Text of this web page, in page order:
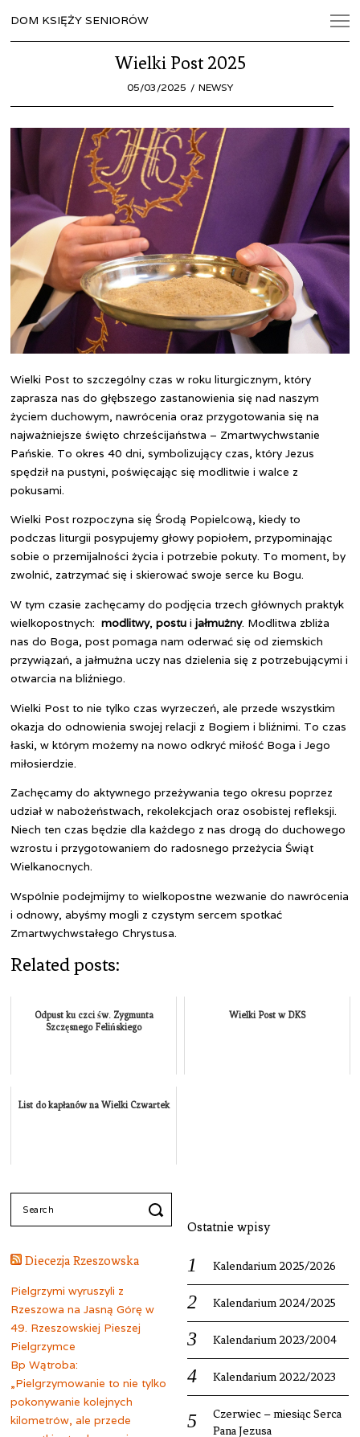
DOM KSIĘŻY SENIORÓW
Wielki Post 2025
POSTED
05/03/2025 05/03/2025
NEWSY
Wielki Post to szczególny czas w roku liturgicznym, który
zaprasza nas do głębszego zastanowienia się nad naszym
życiem duchowym, nawrócenia oraz przygotowania się na
najważniejsze święto chrześcijaństwa – Zmartwychwstanie
Pańskie. To okres 40 dni, symbolizujący czas, który Jezus
spędził na pustyni, poświęcając się modlitwie i walce z
pokusami.
Wielki Post rozpoczyna się Środą Popielcową, kiedy to
podczas liturgii posypujemy głowy popiołem, przypominając
sobie o przemijalności życia i potrzebie pokuty. To moment, by
zwolnić, zatrzymać się i skierować swoje serce ku Bogu.
W tym czasie zachęcamy do podjęcia trzech głównych praktyk
wielkopostnych:modlitwy,postu ijałmużny. Modlitwa zbliża
nas do Boga, post pomaga nam oderwać się od ziemskich
przywiązań, a jałmużna uczy nas dzielenia się z potrzebującymi i
otwarcia na bliźniego.
Wielki Post to nie tylko czas wyrzeczeń, ale przede wszystkim
okazja do odnowienia swojej relacji z Bogiem i bliźnimi. To czas
łaski, w którym możemy na nowo odkryć miłość Boga i Jego
miłosierdzie.
Zachęcamy do aktywnego przeżywania tego okresu poprzez
udział w nabożeństwach, rekolekcjach oraz osobistej refleksji.
Niech ten czas będzie dla każdego z nas drogą do duchowego
wzrostu i przygotowaniem do radosnego przeżycia Świąt
Wielkanocnych.
Wspólnie podejmijmy to wielkopostne wezwanie do nawrócenia
i odnowy, abyśmy mogli z czystym sercem spotkać
Zmartwychwstałego Chrystusa.
Related posts:
Odpust ku czci św. Zygmunta
Szczęsnego Felińskiego
Wielki Post w DKS
List do kapłanów na Wielki Czwartek
Ostatnie wpisy
Kalendarium 2025/2026
Kalendarium 2024/2025
Kalendarium 2023/2004
Kalendarium 2022/2023
Czerwiec – miesiąc Serca
Pana Jezusa
Diecezja Rzeszowska
Pielgrzymi wyruszyli z
Rzeszowa na Jasną Górę w
49. Rzeszowskiej Pieszej
Pielgrzymce
Bp Wątroba:
„Pielgrzymowanie to nie tylko
pokonywanie kolejnych
kilometrów, ale przede